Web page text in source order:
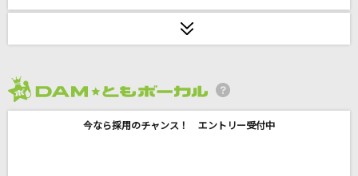
メモリア
今なら採用のチャンス！ エントリー受付中